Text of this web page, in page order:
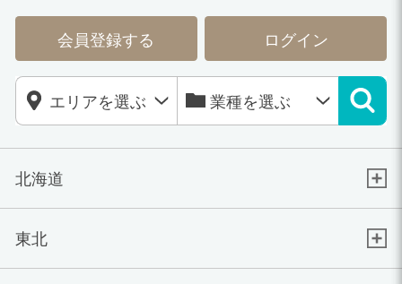
会員登録する ログイン
北海道
東北